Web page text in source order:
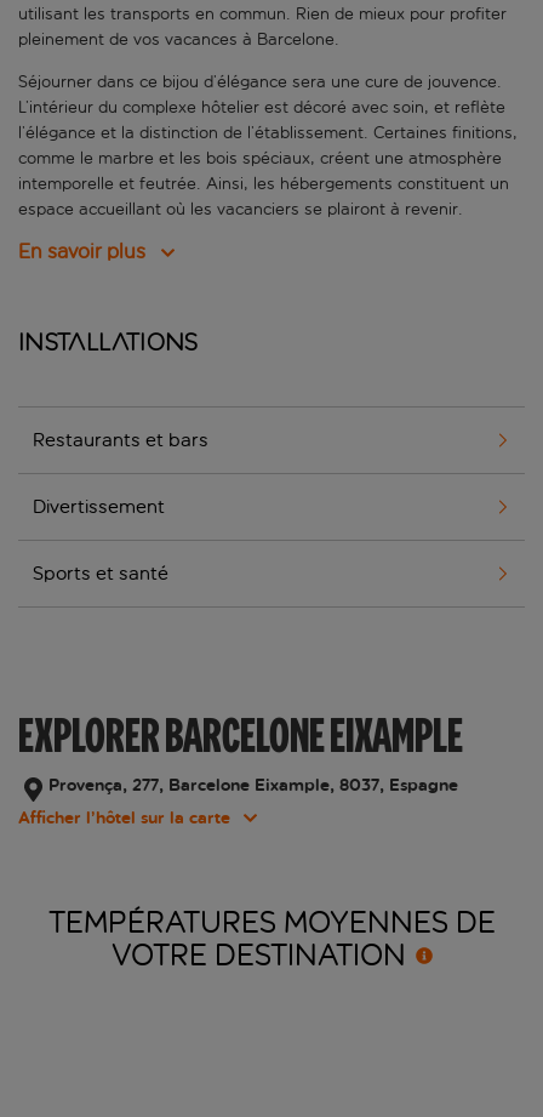
utilisant les transports en commun. Rien de mieux pour profiter
pleinement de vos vacances à Barcelone.
Séjourner dans ce bijou d’élégance sera une cure de jouvence.
L’intérieur du complexe hôtelier est décoré avec soin, et reflète
l’élégance et la distinction de l’établissement. Certaines finitions,
comme le marbre et les bois spéciaux, créent une atmosphère
intemporelle et feutrée. Ainsi, les hébergements constituent un
espace accueillant où les vacanciers se plairont à revenir.
En savoir plus
Installations
Restaurants et bars
Divertissement
Sports et santé
EXPLORER BARCELONE EIXAMPLE
Provença, 277, Barcelone Eixample, 8037, Espagne
Afficher l’hôtel sur la carte
TEMPÉRATURES MOYENNES DE
VOTRE DESTINATION